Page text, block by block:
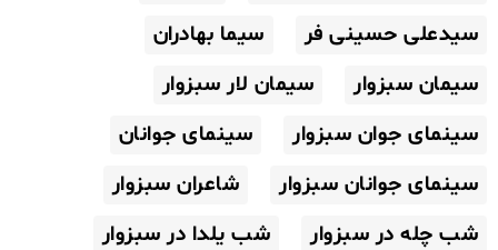
سیدعلی حسینی فر
سیما بهادران
سیمان سبزوار
سیمان لار سبزوار
سینمای جوان سبزوار
سینمای جوانان
سینمای جوانان سبزوار
شاعران سبزوار
شب چله در سبزوار
شب یلدا در سبزوار